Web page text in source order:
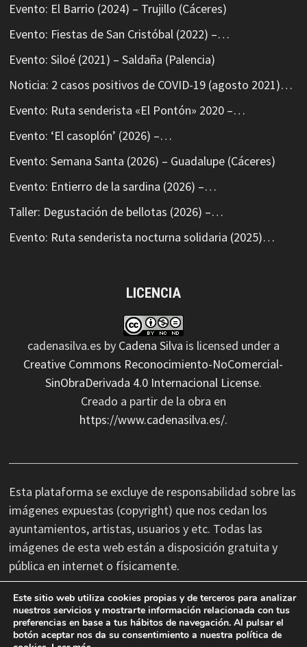
Evento: El Barrio (2024) – Trujillo (Cáceres)
Evento: Fiestas de San Cristóbal (2022) –…
Evento: Siloé (2021) – Saldaña (Palencia)
Noticia: 2 casos positivos de COVID-19 (agosto 2021)…
Evento: Ruta senderista «El Pontón» 2020 –…
Evento: ‘El casoplón’ (2026) –…
Evento: Semana Santa (2026) – Guadalupe (Cáceres)
Evento: Entierro de la sardina (2026) –…
Taller: Degustación de bellotas (2026) –…
Evento: Ruta senderista nocturna solidaria (2025)…
LICENCIA
cadenasilva.es by Cadena Silva is licensed under a
Creative Commons Reconocimiento-NoComercial-
SinObraDerivada 4.0 Internacional License.
Creado a partir de la obra en
https://www.cadenasilva.es/.
Esta plataforma se excluye de responsabilidad sobre las
imágenes expuestas (copyright) que nos cedan los
ayuntamientos, artistas, usuarios y etc. Todas las
imágenes de esta web están a disposición gratuita y
pública en internet o físicamente.
No nos hacemos responsables de las erratas
tipográficas, así como cambios de última hora que se
Este sitio web utiliza cookies propias y de terceros para analizar
nuestros servicios y mostrarte información relacionada con tus
preferencias en base a tus hábitos de navegación. Al pulsar el
botón aceptar nos da su consentimiento a nuestra política de